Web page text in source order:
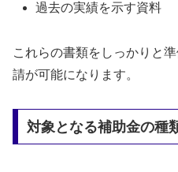
過去の実績を示す資料
これらの書類をしっかりと
請が可能になります。
対象となる補助金の種